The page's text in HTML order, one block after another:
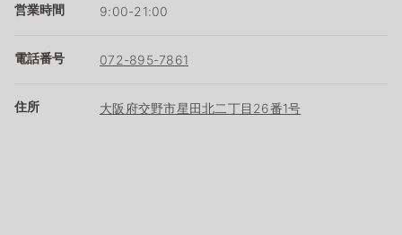
営業時間 9:00-21:00
電話番号 072-895-7861
住所 大阪府交野市星田北二丁目26番1号